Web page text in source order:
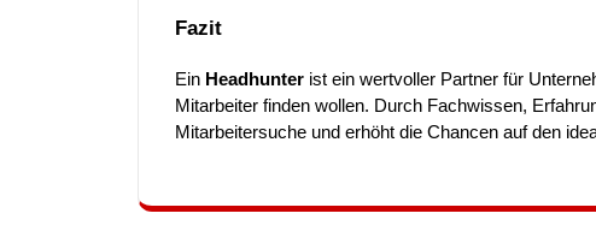
Fazit
Ein Headhunter ist ein wertvoller Partner für
Mitarbeiter finden wollen. Durch Fachwissen,
Mitarbeitersuche und erhöht die Chancen auf den